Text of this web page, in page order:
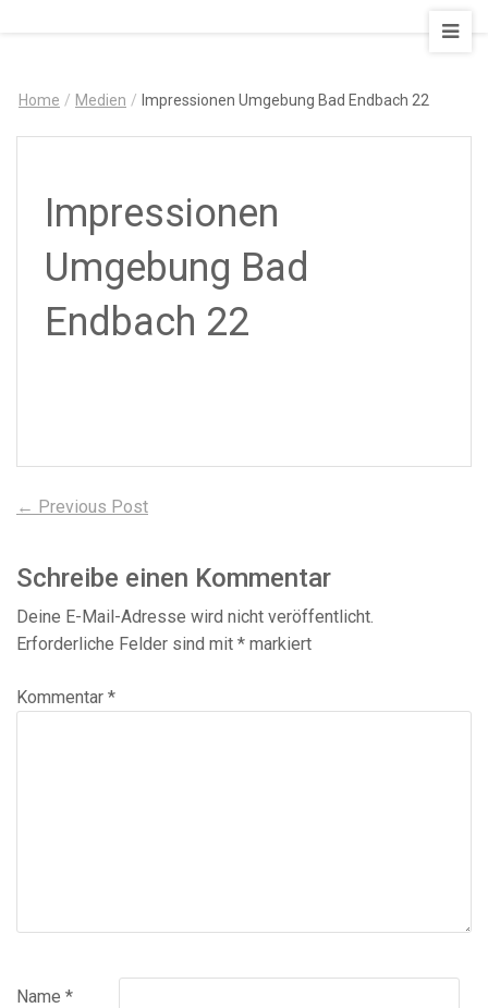
Art
&
Design
Home / Medien / Impressionen Umgebung Bad Endbach 22
Impressionen
Umgebung Bad
Endbach 22
Beitragsnavigation
← Previous PostPrevious
Schreibe einen Kommentar
Deine E-Mail-Adresse wird nicht veröffentlicht.
Erforderliche Felder sind mit * markiert
Kommentar *
Name *